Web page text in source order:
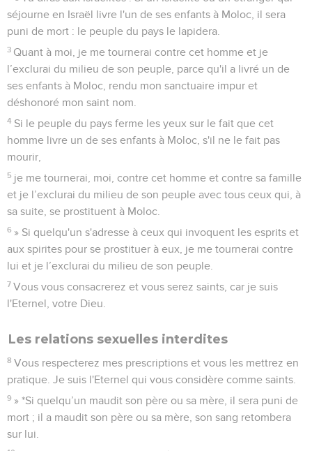
séjourne en Israël livre l'un de ses enfants à Moloc, il sera
puni de mort : le peuple du pays le lapidera.
3 Quant à moi, je me tournerai contre cet homme et je
l’exclurai du milieu de son peuple, parce qu'il a livré un de
ses enfants à Moloc, rendu mon sanctuaire impur et
déshonoré mon saint nom.
4 Si le peuple du pays ferme les yeux sur le fait que cet
homme livre un de ses enfants à Moloc, s'il ne le fait pas
mourir,
5 je me tournerai, moi, contre cet homme et contre sa famille
et je l’exclurai du milieu de son peuple avec tous ceux qui, à
sa suite, se prostituent à Moloc.
6 » Si quelqu'un s'adresse à ceux qui invoquent les esprits et
aux spirites pour se prostituer à eux, je me tournerai contre
lui et je l’exclurai du milieu de son peuple.
7 Vous vous consacrerez et vous serez saints, car je suis
l'Eternel, votre Dieu.
Les relations sexuelles interdites
8 Vous respecterez mes prescriptions et vous les mettrez en
pratique. Je suis l'Eternel qui vous considère comme saints.
9 » *Si quelqu’un maudit son père ou sa mère, il sera puni de
mort ; il a maudit son père ou sa mère, son sang retombera
sur lui.